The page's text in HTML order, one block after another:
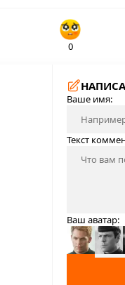
0
Ваше имя:
Текст
Ваш аватар: